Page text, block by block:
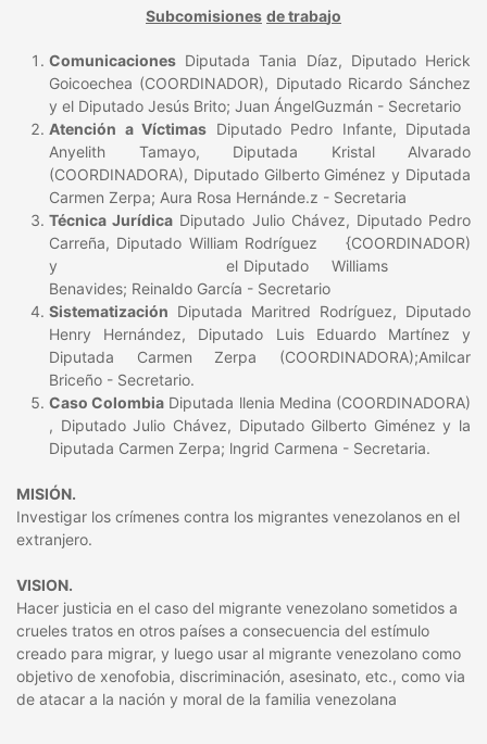
Subcomisiones de trabajo
Comunicaciones Diputada Tania Díaz, Diputado Herick
Goicoechea (COORDINADOR), Diputado Ricardo Sánchez
y el Diputado Jesús Brito; Juan ÁngelGuzmán - Secretario
Atención a Víctimas Diputado Pedro Infante, Diputada
Anyelith Tamayo, Diputada Kristal Alvarado
(COORDINADORA), Diputado Gilberto Giménez y Diputada
Carmen Zerpa; Aura Rosa Hernánde.z - Secretaria
Técnica Jurídica Diputado Julio Chávez, Diputado Pedro
Carreña, Diputado William Rodríguez {COORDINADOR)
y el Diputado Williams
Benavides; Reinaldo García - Secretario
Sistematización Diputada Maritred Rodríguez, Diputado
Henry Hernández, Diputado Luis Eduardo Martínez y
Diputada Carmen Zerpa (COORDINADORA);Amilcar
Briceño - Secretario.
Caso Colombia Diputada llenia Medina (COORDINADORA)
, Diputado Julio Chávez, Diputado Gilberto Giménez y la
Diputada Carmen Zerpa; lngrid Carmena - Secretaria.
MISIÓN.
Investigar los crímenes contra los migrantes venezolanos en el
extranjero.
VISION.
Hacer justicia en el caso del migrante venezolano sometidos a
crueles tratos en otros países a consecuencia del estímulo
creado para migrar, y luego usar al migrante venezolano como
objetivo de xenofobia, discriminación, asesinato, etc., como via
de atacar a la nación y moral de la familia venezolana